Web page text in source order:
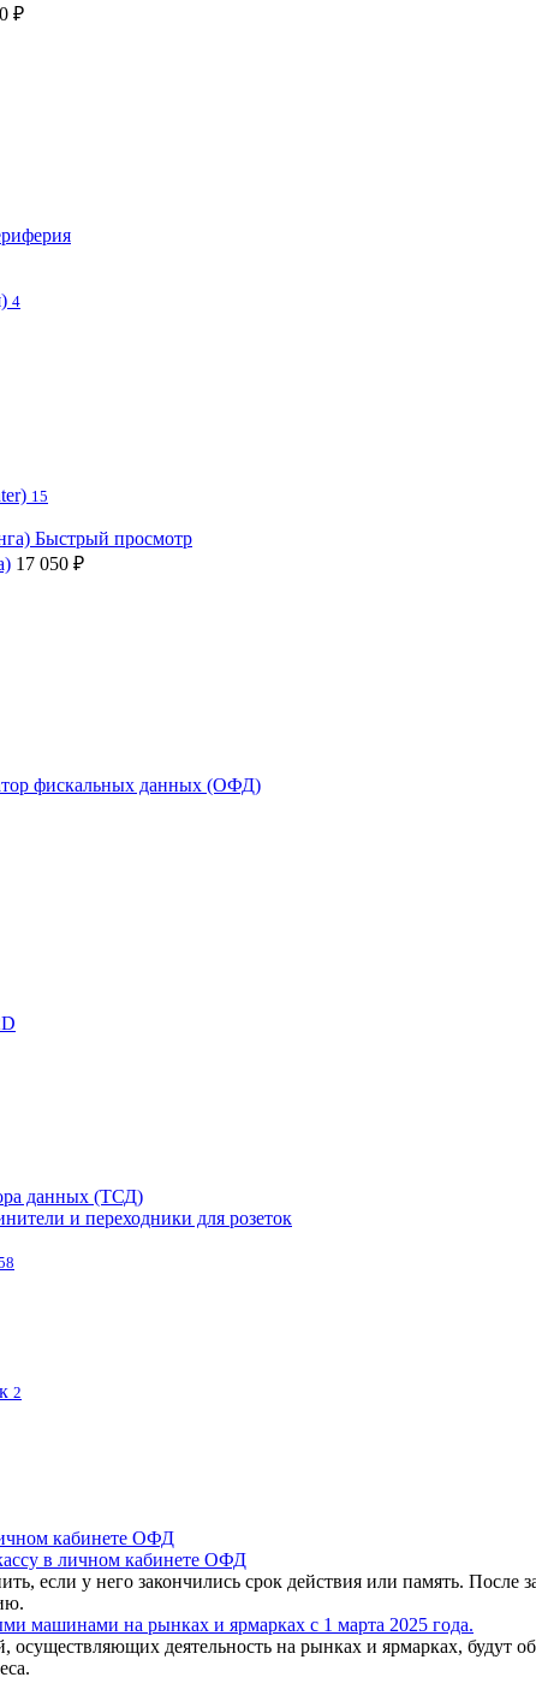
₽
4
15
Быстрый просмотр
17 050 ₽
фискальных данных (ОФД)
данных (ТСД)
и переходники для розеток
2
в личном кабинете ОФД
если у него закончились срок действия или память.
машинами на рынках и ярмарках с 1 марта 2025 года.
осуществляющих деятельность на рынках и ярмарках,